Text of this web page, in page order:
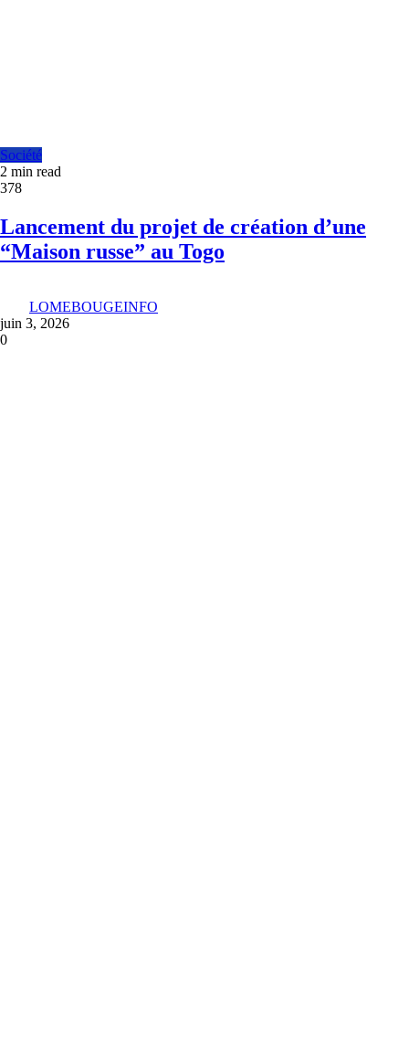
Société
2 min read
378
Lancement du projet de création d’une
“Maison russe” au Togo
LOMEBOUGEINFO
juin 3, 2026
0